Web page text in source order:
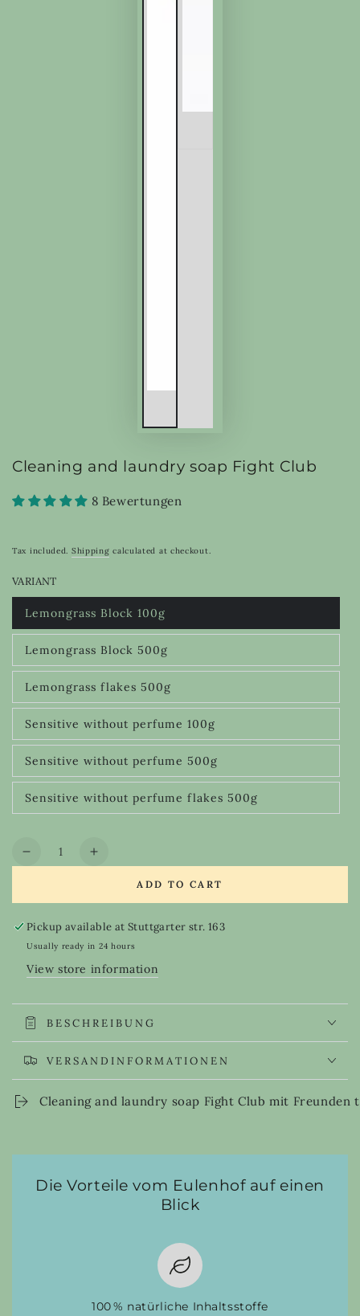
Cleaning and laundry soap Fight Club
8 Bewertungen
Tax included. Shipping calculated at checkout.
VARIANT
Lemongrass Block 100g
Variant
sold
or
unavailable
Lemongrass Block 500g
Variant
sold
or
unavailable
Lemongrass flakes 500g
Variant
sold
or
unavailable
Sensitive without perfume 100g
Variant
sold
or
unavailable
Sensitive without perfume 500g
Variant
sold
or
unavailable
Sensitive without perfume flakes 500g
Variant
sold
unavailable
Quantity
Decrease
and
laundry
Fight
Increase
and
laundry
Fight
ADD TO CART
Pickup available atStuttgarter str. 163
Usually ready in 24 hours
View store information
BESCHREIBUNG
VERSANDINFORMATIONEN
Cleaning and laundry soap Fight Club mit Freunden
Die Vorteile vom Eulenhof auf einen
Blick
100 % natürliche Inhaltsstoffe